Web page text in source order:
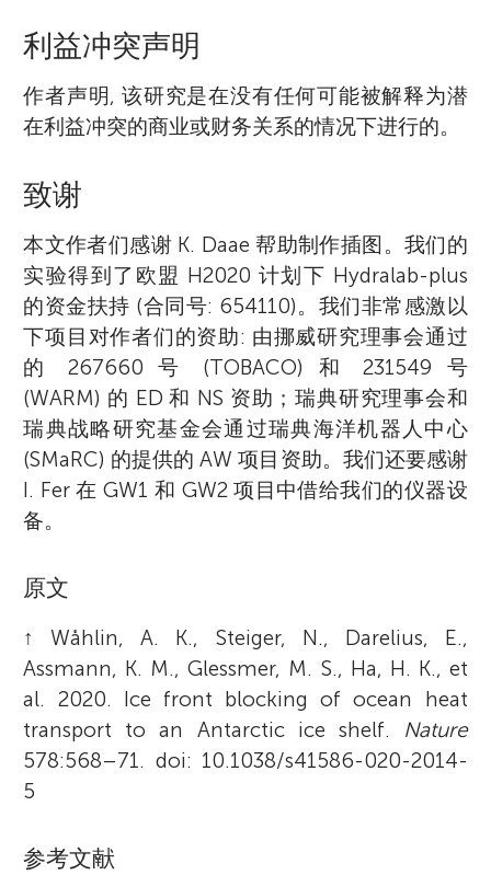
利益冲突声明
作者声明, 该研究是在没有任何可能被解释为潜
在利益冲突的商业或财务关系的情况下进行的。
致谢
本文作者们感谢 K. Daae 帮助制作插图。我们的
实验得到了欧盟 H2020 计划下 Hydralab-plus
的资金扶持 (合同号: 654110)。我们非常感激以
下项目对作者们的资助: 由挪威研究理事会通过
的 267660 号 (TOBACO) 和 231549 号
(WARM) 的 ED 和 NS 资助；瑞典研究理事会和
瑞典战略研究基金会通过瑞典海洋机器人中心
(SMaRC) 的提供的 AW 项目资助。我们还要感谢
I. Fer 在 GW1 和 GW2 项目中借给我们的仪器设
备。
原文
↑
Wåhlin, A. K., Steiger, N., Darelius, E.,
Assmann, K. M., Glessmer, M. S., Ha, H. K., et
al. 2020. Ice front blocking of ocean heat
transport to an Antarctic ice shelf.
Nature
578:568–71. doi: 10.1038/s41586-020-2014-
5
参考文献